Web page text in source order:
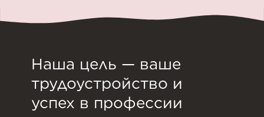
Наша цель — ваше
трудоустройство и
успех в профессии